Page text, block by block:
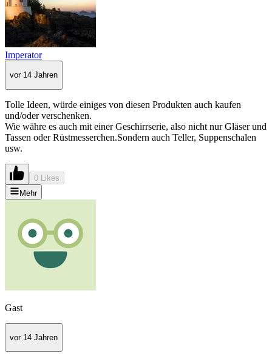
Imperator
vor 14 Jahren
Tolle Ideen, würde einiges von diesen Produkten auch kaufen
und/oder verschenken.
Wie währe es auch mit einer Geschirrserie, also nicht nur Gläser und
Tassen oder Rüstmesserchen.Sondern auch Teller, Suppenschalen
usw.
0 Likes
Mehr
Gast
vor 14 Jahren